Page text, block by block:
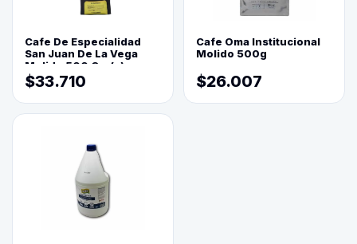
Cafe De Especialidad
San Juan De La Vega
Molido 500 Grs(=)
$33.710
Cafe Oma Institucional
Molido 500g
$26.007